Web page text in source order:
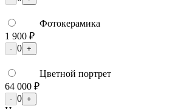
Фотокерамика
1 900 ₽
- 0 +
Цветной портрет
64 000 ₽
- 0 +